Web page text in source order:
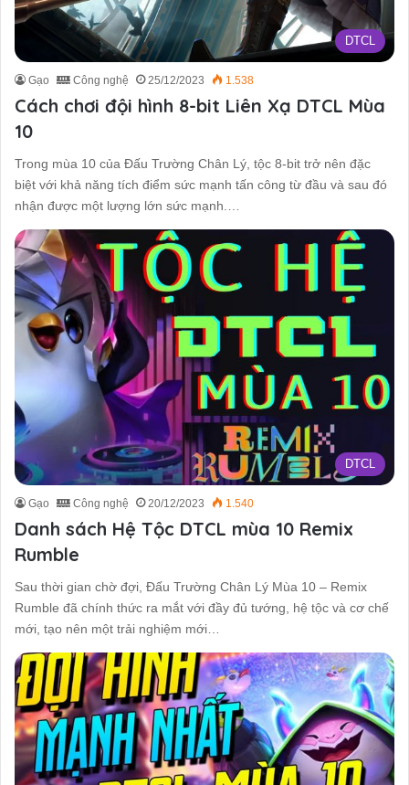
DTCL
Gạo Công nghệ 25/12/2023 1.538
Cách chơi đội hình 8-bit Liên Xạ DTCL Mùa
10
Trong mùa 10 của Đấu Trường Chân Lý, tộc 8-bit trở nên đặc
biệt với khả năng tích điểm sức mạnh tấn công từ đầu và sau đó
nhận được một lượng lớn sức mạnh.…
DTCL
Gạo Công nghệ 20/12/2023 1.540
Danh sách Hệ Tộc DTCL mùa 10 Remix
Rumble
Sau thời gian chờ đợi, Đấu Trường Chân Lý Mùa 10 – Remix
Rumble đã chính thức ra mắt với đầy đủ tướng, hệ tộc và cơ chế
mới, tạo nên một trải nghiệm mới…